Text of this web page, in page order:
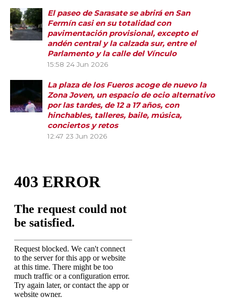
El paseo de Sarasate se abrirá en San
Fermín casi en su totalidad con
pavimentación provisional, excepto el
andén central y la calzada sur, entre el
Parlamento y la calle del Vínculo
15:58 24 Jun 2026
La plaza de los Fueros acoge de nuevo la
Zona Joven, un espacio de ocio alternativo
por las tardes, de 12 a 17 años, con
hinchables, talleres, baile, música,
conciertos y retos
12:47 23 Jun 2026